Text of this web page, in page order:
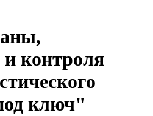
и контроля
ключ"